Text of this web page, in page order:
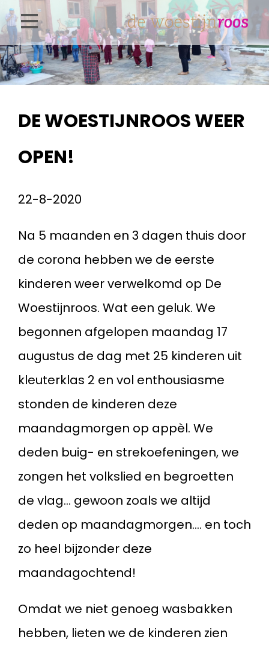
Overslaan
en
naar
de
gaan
DE WOESTIJNROOS WEER
OPEN!
22-8-2020
Na 5 maanden en 3 dagen thuis door
de corona hebben we de eerste
kinderen weer verwelkomd op De
Woestijnroos. Wat een geluk. We
begonnen afgelopen maandag 17
augustus de dag met 25 kinderen uit
kleuterklas 2 en vol enthousiasme
stonden de kinderen deze
maandagmorgen op appèl. We
deden buig- en strekoefeningen, we
zongen het volkslied en begroetten
de vlag... gewoon zoals we altijd
deden op maandagmorgen.... en toch
zo heel bijzonder deze
maandagochtend!
Omdat we niet genoeg wasbakken
hebben, lieten we de kinderen zien